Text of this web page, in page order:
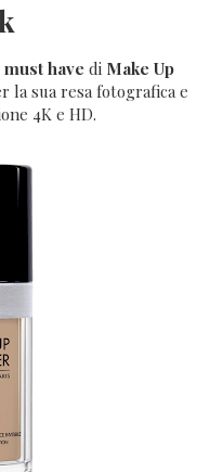
must have di Make Up
la sua resa fotografica e
4K e HD.